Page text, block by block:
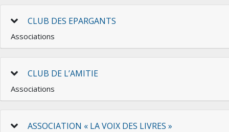
CLUB DES EPARGANTS
Associations
CLUB DE L’AMITIE
Associations
ASSOCIATION « LA VOIX DES LIVRES »